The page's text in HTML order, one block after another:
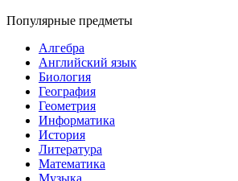
Популярные предметы
Алгебра
Английский язык
Биология
География
Геометрия
Информатика
История
Литература
Математика